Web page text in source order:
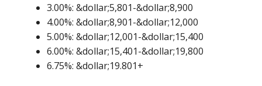
3.00%: &dollar;5,801-&dollar;8,900
4.00%: &dollar;8,901-&dollar;12,000
5.00%: &dollar;12,001-&dollar;15,400
6.00%: &dollar;15,401-&dollar;19,800
6.75%: &dollar;19.801+